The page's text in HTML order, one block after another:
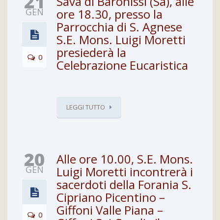
GEN
0
ore 18.30, presso la
Parrocchia di S. Agnese
S.E. Mons. Luigi Moretti
presiederà la
Celebrazione Eucaristica
LEGGI TUTTO
20
GEN
0
Alle ore 10.00, S.E. Mons.
Luigi Moretti incontrerà i
sacerdoti della Forania S.
Cipriano Picentino –
Giffoni Valle Piana –